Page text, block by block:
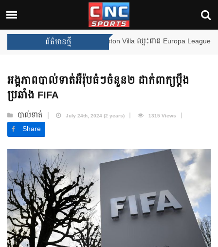
ព័ត៌មានថ្មី
ឈ្នះពានរង្វាន់បន្ថែមទៀត បន្ទាប់ពី Aston Villa ឈ្នះពាន Europa League
អង្គភាពបាល់ទាត់អឺរ៉ុបធំៗចំនួន២ ដាក់ពាក្យប្តឹង
ប្រឆាំង FIFA
បាល់ទាត់ July 24th, 2024 (2 years) 1315 Views
Share